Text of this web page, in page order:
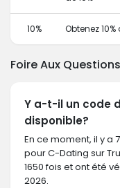
10% Obtenez
Foire Aux
Y a-t-il un code
disponible?
En ce moment, il y
pour C-Dating sur
1650 fois et ont été
2026.